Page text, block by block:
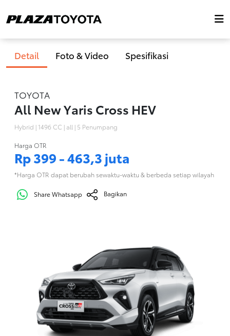
Home Detail List Tipe Toyota All New Yaris Cross HEV Tahun 2026
Detail Foto & Video Spesifikasi
TOYOTA
All New Yaris Cross HEV
Hybrid | 1496 CC | all | 5 Penumpang
Harga OTR
Rp 399 - 463,3 juta
*Harga OTR dapat berubah sewaktu-waktu & berbeda setiap wilayah
Share Whatsapp Bagikan